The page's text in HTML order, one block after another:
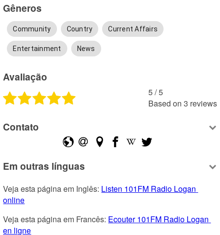
Gêneros
Community Country Current Affairs
Entertainment News
Avaliação
5 /5
Based on 3 reviews
Contato
Em outras línguas
Veja esta página em Inglês: Listen 101FM Radio Logan
online
Veja esta página em Francês: Ecouter 101FM Radio Logan
en ligne